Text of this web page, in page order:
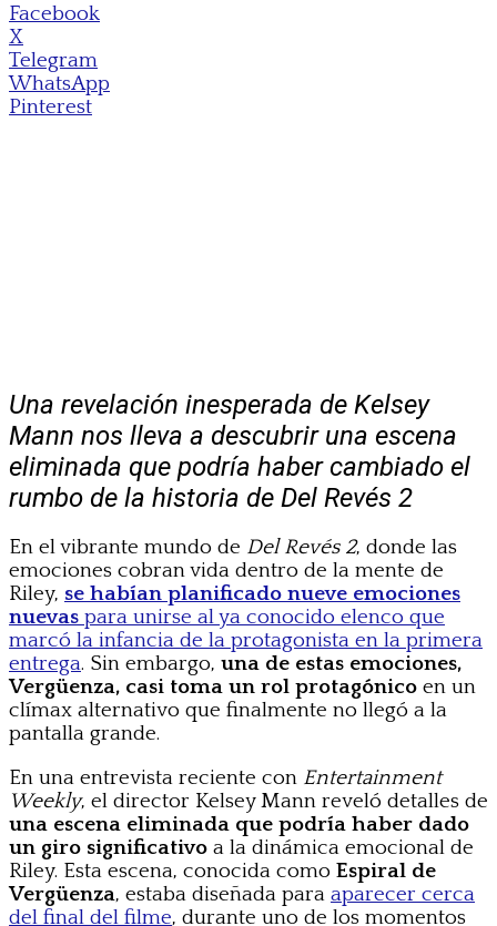
Facebook
X
Telegram
WhatsApp
Pinterest
Una revelación inesperada de Kelsey
Mann nos lleva a descubrir una escena
eliminada que podría haber cambiado el
rumbo de la historia de Del Revés 2
En el vibrante mundo de Del Revés 2, donde las
emociones cobran vida dentro de la mente de
Riley, se habían planificado nueve emociones
nuevas para unirse al ya conocido elenco que
marcó la infancia de la protagonista en la primera
entrega. Sin embargo, una de estas emociones,
Vergüenza, casi toma un rol protagónico en un
clímax alternativo que finalmente no llegó a la
pantalla grande.
En una entrevista reciente con Entertainment
Weekly, el director Kelsey Mann reveló detalles de
una escena eliminada que podría haber dado
un giro significativo a la dinámica emocional de
Riley. Esta escena, conocida como Espiral de
Vergüenza, estaba diseñada para aparecer cerca
del final del filme, durante uno de los momentos